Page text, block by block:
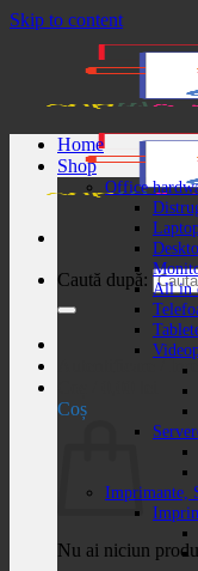
Skip to content
Caută după:
Autentificare /
Coș
Nu ai niciun
Home
Shop
Office
All in
Imprimante,